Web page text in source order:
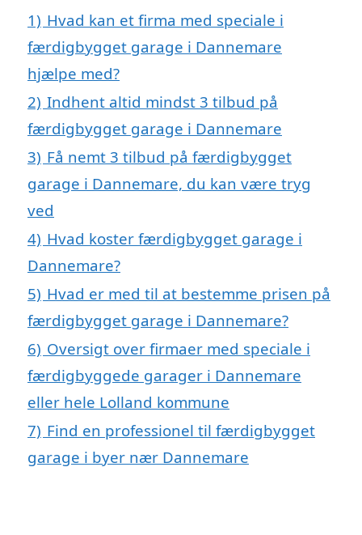
1) Hvad kan et firma med speciale i
færdigbygget garage i Dannemare
hjælpe med?
2) Indhent altid mindst 3 tilbud på
færdigbygget garage i Dannemare
3) Få nemt 3 tilbud på færdigbygget
garage i Dannemare, du kan være tryg
ved
4) Hvad koster færdigbygget garage i
Dannemare?
5) Hvad er med til at bestemme prisen på
færdigbygget garage i Dannemare?
6) Oversigt over firmaer med speciale i
færdigbyggede garager i Dannemare
eller hele Lolland kommune
7) Find en professionel til færdigbygget
garage i byer nær Dannemare